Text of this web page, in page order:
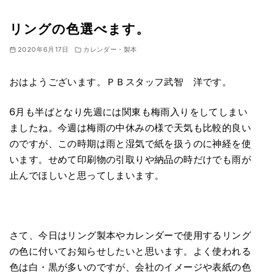
リングの色選べます。
2020年6月17日 カレンダー・製本
おはようございます。ＰＢスタッフ武智 洋です。
6月も半ばとなり先週には関東も梅雨入りをしてしまい
ましたね。今週は梅雨の中休みの様で天気も比較的良い
のですが、この時期は雨と湿気で紙を扱うのに神経を使
います。せめて印刷物の引取りや納品の時だけでも雨が
止んでほしいと思ってしまいます。
さて、今日はリング製本やカレンダーで使用するリング
の色に付いてお知らせしたいと思います。よく使われる
色は白・黒が多いのですが、会社のイメージや表紙の色